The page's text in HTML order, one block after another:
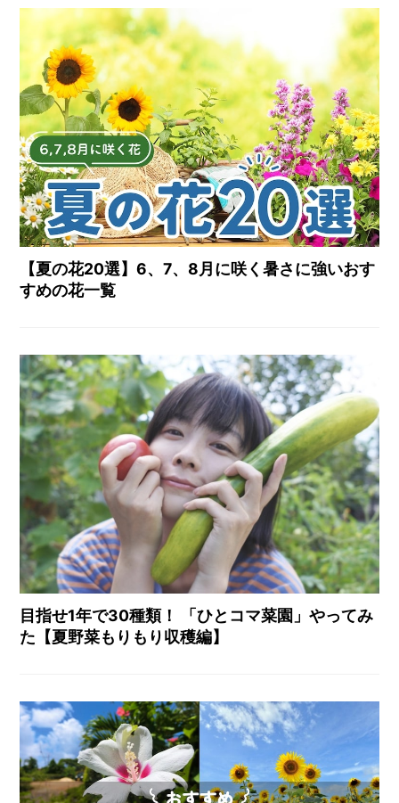
【夏の花20選】6、7、8月に咲く暑さに強いおす
すめの花一覧
目指せ1年で30種類！ 「ひとコマ菜園」やってみ
た【夏野菜もりもり収穫編】